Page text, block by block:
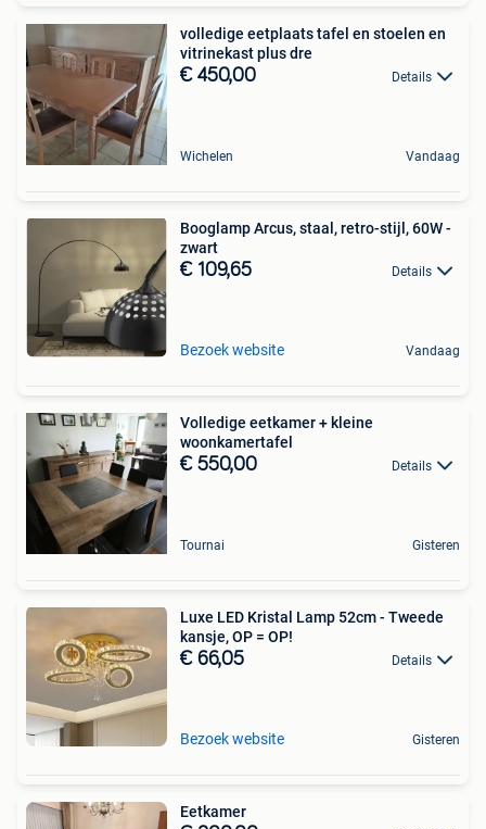
volledige eetplaats tafel en stoelen en
vitrinekast plus dre
€ 450,00 Details
Wichelen Vandaag
Booglamp Arcus, staal, retro-stijl, 60W -
zwart
€ 109,65 Details
Bezoek website Vandaag
Volledige eetkamer + kleine
woonkamertafel
€ 550,00 Details
Tournai Gisteren
Luxe LED Kristal Lamp 52cm - Tweede
kansje, OP = OP!
€ 66,05 Details
Bezoek website Gisteren
Eetkamer